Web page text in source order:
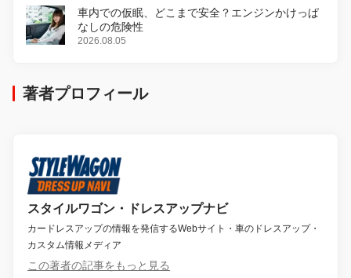
車内での仮眠、どこまで安全？エンジンかけっぱ
なしの危険性
2026.08.05
著者プロフィール
スタイルワゴン・ドレスアップナビ
カードレスアップの情報を発信するWebサイト・車のドレスアップ・
カスタム情報メディア
この著者の記事をもっと見る